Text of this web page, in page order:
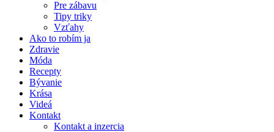
Pre zábavu
Tipy triky
Vzťahy
Ako to robím ja
Zdravie
Móda
Recepty
Bývanie
Krása
Videá
Kontakt
Kontakt a inzercia